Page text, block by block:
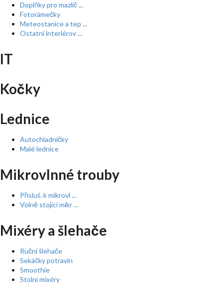
Doplňky pro mazlíč ...
Fotorámečky
Meteostanice a tep ...
Ostatní interiérov ...
IT
Kočky
Lednice
Autochladničky
Malé lednice
Mikrovlnné trouby
Přísluš. k mikrovl ...
Volně stojící mikr ...
Mixéry a šlehače
Ruční šlehače
Sekáčky potravin
Smoothie
Stolní mixéry